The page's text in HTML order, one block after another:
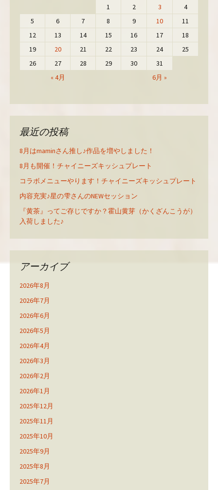
« 4月 6月 »
1 2 3
4
5
6 7 8 9 10
11
12
13 14 15 16 17
18
19
20 21 22 23 24
25
26
27 28 29 30 31
最近の投稿
8月はmaminさん推し♪作品を増やしました！
8月も開催！チャイニーズキッシュプレート
コラボメニューやります！チャイニーズキッシュプレート
内容充実♪星の雫さんのNEWセッション
『黄茶』ってご存じですか？霍山黄芽（かくざんこうが）
入荷しました♪
アーカイブ
2026年8月
2026年7月
2026年6月
2026年5月
2026年4月
2026年3月
2026年2月
2026年1月
2025年12月
2025年11月
2025年10月
2025年9月
2025年8月
2025年7月